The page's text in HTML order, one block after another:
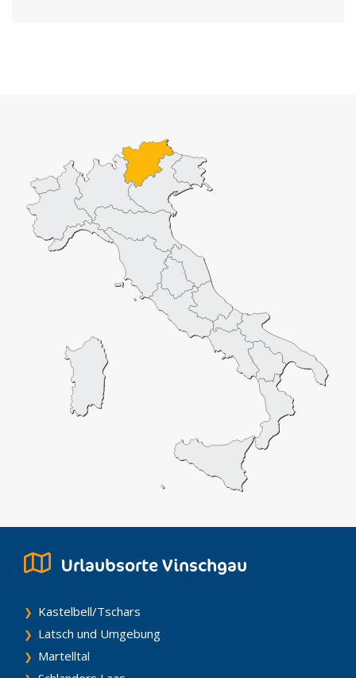
Urlaubsorte Vinschgau
Kastelbell/Tschars
Latsch und Umgebung
Martelltal